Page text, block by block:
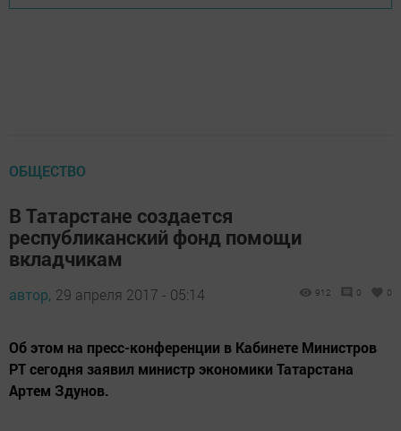
ОБЩЕСТВО
В Татарстане создается
республиканский фонд помощи
вкладчикам
автор, 29 апреля 2017 - 05:14 912 0 0
Об этом на пресс-конференции в Кабинете Министров
РТ сегодня заявил министр экономики Татарстана
Артем Здунов.